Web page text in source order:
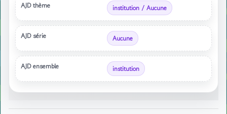
AJD thème institution / Aucune
AJD série Aucune
AJD ensemble institution